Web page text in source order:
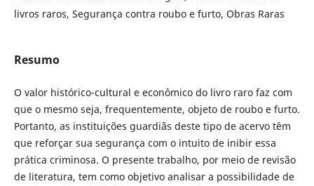
livros raros, Segurança contra roubo e furto, Obras Raras
Resumo
O valor histórico-cultural e econômico do livro raro faz com
que o mesmo seja, frequentemente, objeto de roubo e furto.
Portanto, as instituições guardiãs deste tipo de acervo têm
que reforçar sua segurança com o intuito de inibir essa
prática criminosa. O presente trabalho, por meio de revisão
de literatura, tem como objetivo analisar a possibilidade de